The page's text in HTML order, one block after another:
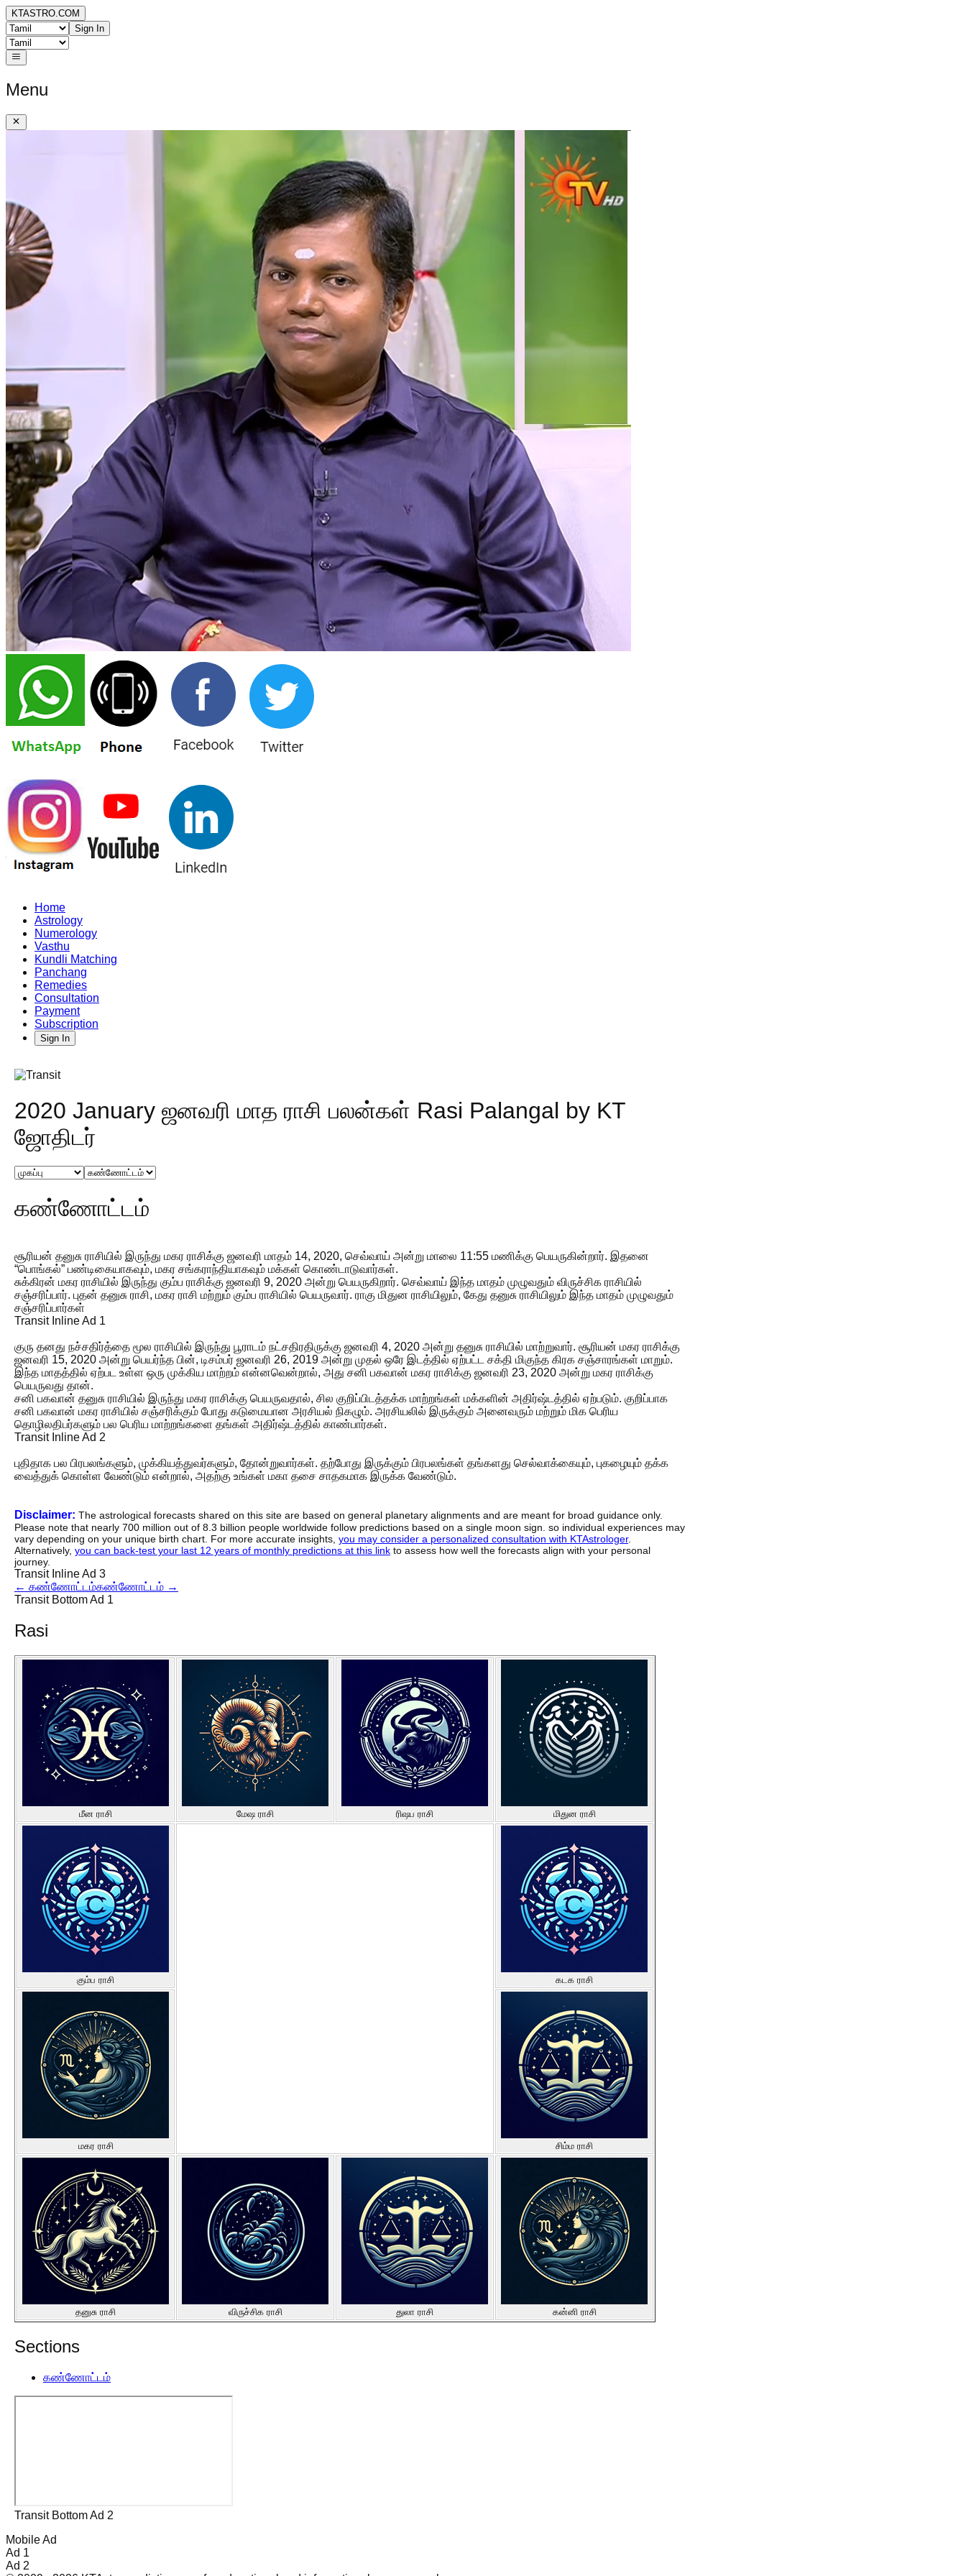
KTASTRO.COM
Sign In
Menu
Home
Astrology
Numerology
Vasthu
Kundli Matching
Panchang
Remedies
Consultation
Payment
Subscription
Sign In
2020 January ஜனவரி மாத ராசி பலன்கள் Rasi Palangal by KT
ஜோதிடர்
கண்ணோட்டம்
சூரியன் தனுசு ராசியில் இருந்து மகர ராசிக்கு ஜனவரி மாதம் 14, 2020, செவ்வாய் அன்று மாலை 11:55 மணிக்கு பெயருகின்றார். இதனை
“பொங்கல்” பண்டிகையாகவும், மகர சங்கராந்தியாகவும் மக்கள் கொண்டாடுவார்கள்.
சுக்கிரன் மகர ராசியில் இருந்து கும்ப ராசிக்கு ஜனவரி 9, 2020 அன்று பெயருகிறார். செவ்வாய் இந்த மாதம் முழுவதும் விருச்சிக ராசியில்
சஞ்சரிப்பார். புதன் தனுசு ராசி, மகர ராசி மற்றும் கும்ப ராசியில் பெயருவார். ராகு மிதுன ராசியிலும், கேது தனுசு ராசியிலும் இந்த மாதம் முழுவதும்
சஞ்சரிப்பார்கள்
Transit Inline Ad 1
குரு தனது நச்சதிர்த்தை மூல ராசியில் இருந்து பூராடம் நட்சதிரதிருக்கு ஜனவரி 4, 2020 அன்று தனுசு ராசியில் மாற்றுவார். சூரியன் மகர ராசிக்கு
ஜனவரி 15, 2020 அன்று பெயர்ந்த பின், டிசம்பர் ஜனவரி 26, 2019 அன்று முதல் ஒரே இடத்தில் ஏற்பட்ட சக்தி மிகுந்த கிரக சஞ்சாரங்கள் மாறும்.
இந்த மாதத்தில் ஏற்பட உள்ள ஒரு முக்கிய மாற்றம் என்னவென்றால், அது சனி பகவான் மகர ராசிக்கு ஜனவரி 23, 2020 அன்று மகர ராசிக்கு
பெயருவது தான்.
சனி பகவான் தனுசு ராசியில் இருந்து மகர ராசிக்கு பெயருவதால், சில குறிப்பிடத்தக்க மாற்றங்கள் மக்களின் அதிர்ஷ்டத்தில் ஏற்படும். குறிப்பாக
சனி பகவான் மகர ராசியில் சஞ்சரிக்கும் போது கடுமையான அரசியல் நிகழும். அரசியலில் இருக்கும் அனைவரும் மற்றும் மிக பெரிய
தொழிலதிபர்களும் பல பெரிய மாற்றங்களை தங்கள் அதிர்ஷ்டத்தில் காண்பார்கள்.
Transit Inline Ad 2
புதிதாக பல பிரபலங்களும், முக்கியத்துவர்களும், தோன்றுவார்கள். தற்போது இருக்கும் பிரபலங்கள் தங்களது செல்வாக்கையும், புகழையும் தக்க
வைத்துக் கொள்ள வேண்டும் என்றால், அதற்கு உங்கள் மகா தசை சாதகமாக இருக்க வேண்டும்.
Disclaimer: The astrological forecasts shared on this site are based on general planetary alignments and are meant for broad guidance only.
Please note that nearly 700 million out of 8.3 billion people worldwide follow predictions based on a single moon sign. so individual experiences may
vary depending on your unique birth chart. For more accurate insights, you may consider a personalized consultation with KTAstrologer.
Alternatively, you can back-test your last 12 years of monthly predictions at this link to assess how well the forecasts align with your personal
journey.
Transit Inline Ad 3
← கண்ணோட்டம்கண்ணோட்டம் →
Transit Bottom Ad 1
Rasi
மீன ராசி மேஷ ராசி ரிஷப ராசி மிதுன ராசி
கும்ப ராசி கடக ராசி
மகர ராசி சிம்ம ராசி
தனுசு ராசி விருச்சிக ராசி துலா ராசி கன்னி ராசி
Sections
கண்ணோட்டம்
Transit Bottom Ad 2
Mobile Ad
Ad 1
Ad 2